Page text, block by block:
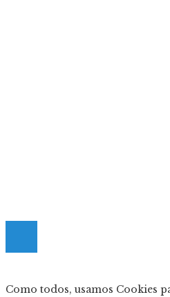
Como todos, usamos Cookies